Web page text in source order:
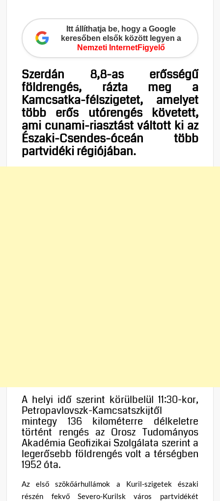
Itt állíthatja be, hogy a Google
keresőben elsők között legyen a
Nemzeti InternetFigyelő
Szerdán 8,8-as erősségű
földrengés, rázta meg a
Kamcsatka-félszigetet, amelyet
több erős utórengés követett,
ami cunami-riasztást váltott ki az
Északi-Csendes-óceán több
partvidéki régiójában.
A helyi idő szerint körülbelül 11:30-kor,
Petropavlovszk-Kamcsatszkijtől
mintegy 136 kilométerre délkeletre
történt rengés az Orosz Tudományos
Akadémia Geofizikai Szolgálata szerint a
legerősebb földrengés volt a térségben
1952 óta.
Az első szökőárhullámok a Kuril-szigetek északi
részén fekvő Severo-Kurilsk város partvidékét